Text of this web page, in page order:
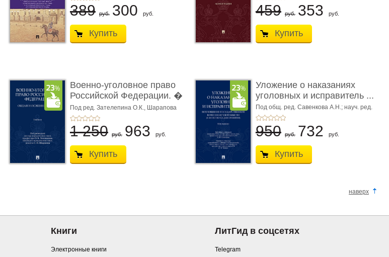
389 руб. 300 руб.
Купить
459 руб. 353 руб.
Купить
Военно-уголовное право
Российской Федерации. �
...
Под ред. Зателепина О.К., Шарапова
С.Н.
1 250 руб. 963 руб.
Купить
Уложение о наказаниях
уголовных и исправитель ...
Под общ. ред. Савенкова А.Н.; науч. ред.
и рук. авт. кол. Чучаев А.И.
950 руб. 732 руб.
Купить
наверх
Книги
Электронные книги
ЛитГид в соцсетях
Telegram